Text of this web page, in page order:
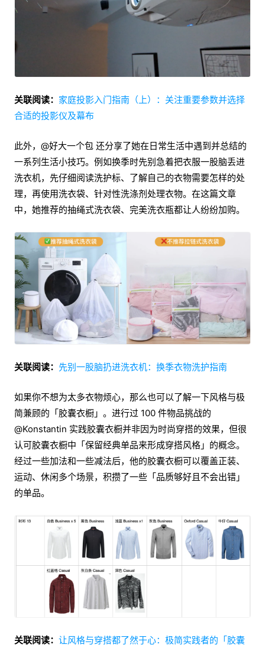
关联阅读： 家庭投影入门指南（上）：关注重要参数并选择
合适的投影仪及幕布
此外，@好大一个包 还分享了她在日常生活中遇到并总结的
一系列生活小技巧。例如换季时先别急着把衣服一股脑丢进
洗衣机，先仔细阅读洗护标、了解自己的衣物需要怎样的处
理，再使用洗衣袋、针对性洗涤剂处理衣物。在这篇文章
中，她推荐的抽绳式洗衣袋、完美洗衣瓶都让人纷纷加购。
关联阅读： 先别一股脑扔进洗衣机：换季衣物洗护指南
如果你不想为太多衣物烦心，那么也可以了解一下风格与极
简兼顾的「胶囊衣橱」。进行过 100 件物品挑战的
@Konstantin 实践胶囊衣橱并非因为时尚穿搭的效果，但很
认可胶囊衣橱中「保留经典单品来形成穿搭风格」的概念。
经过一些加法和一些减法后，他的胶囊衣橱可以覆盖正装、
运动、休闲多个场景，积攒了一些「品质够好且不会出错」
的单品。
关联阅读： 让风格与穿搭都了然于心：极简实践者的「胶囊